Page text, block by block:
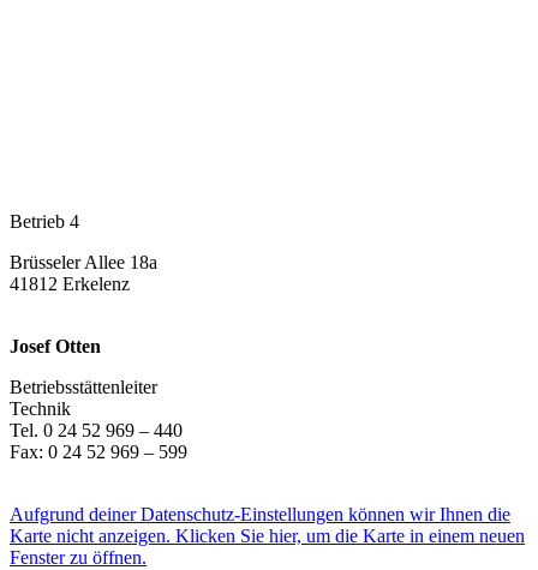
Betrieb 4
Brüsseler Allee 18a
41812 Erkelenz
Josef Otten
Betriebsstättenleiter
Technik
Tel. 0 24 52 969 – 440
Fax: 0 24 52 969 – 599
Aufgrund deiner Datenschutz-Einstellungen können wir Ihnen die
Karte nicht anzeigen. Klicken Sie hier, um die Karte in einem neuen
Fenster zu öffnen.